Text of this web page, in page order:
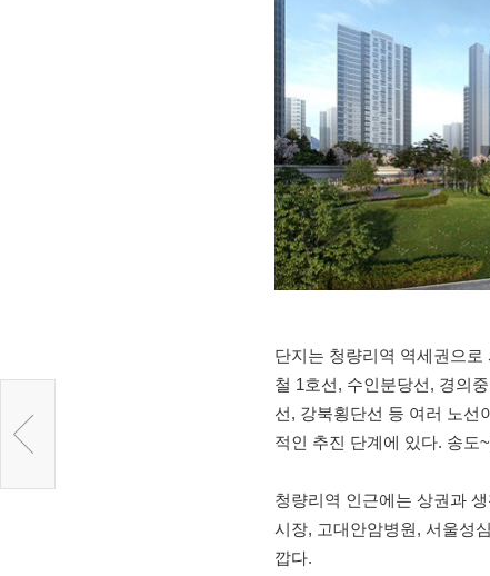
단지는 청량리역 역세권으
철 1호선, 수인분당선, 경의
선, 강북횡단선 등 여러 노선
적인 추진 단계에 있다. 송도
청량리역 인근에는 상권과
시장, 고대안암병원, 서울성
깝다.